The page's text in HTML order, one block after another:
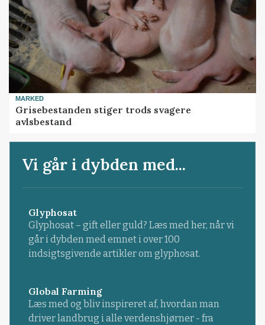
MARKED
Grisebestanden stiger trods svagere
avlsbestand
Vi går i dybden med...
Glyphosat
Glyphosat – gift eller guld? Læs med her, når vi
går i dybden med emnet i over 100
indsigtsgivende artikler om glyphosat.
Global Farming
Læs med og bliv inspireret af, hvordan man
driver landbrug i alle verdenshjørner - fra